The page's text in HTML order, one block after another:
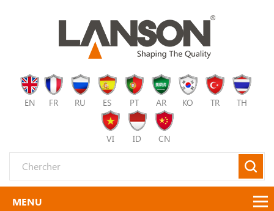
EN FR RU ES PT AR KO TR TH
VI ID CN